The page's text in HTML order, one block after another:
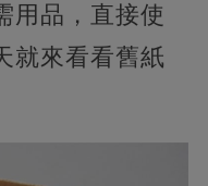
用品，直接使
就來看看舊紙